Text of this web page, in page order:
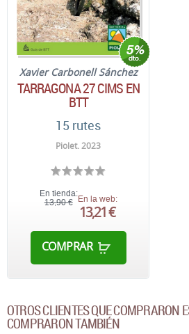
Xavier Carbonell Sánchez
TARRAGONA 27 CIMS EN
BTT
15 rutes
Piolet. 2023
En tienda:
13,90 € En la web:
13,21 €
COMPRAR
OTROS CLIENTES QUE COMPRARON
COMPRARON TAMBIÉN